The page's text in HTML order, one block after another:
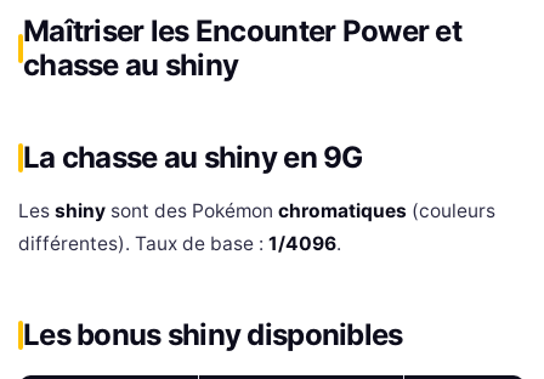
Maîtriser les Encounter Power et
chasse au shiny
La chasse au shiny en 9G
Les shiny sont des Pokémon chromatiques (couleurs
différentes). Taux de base : 1/4096.
Les bonus shiny disponibles